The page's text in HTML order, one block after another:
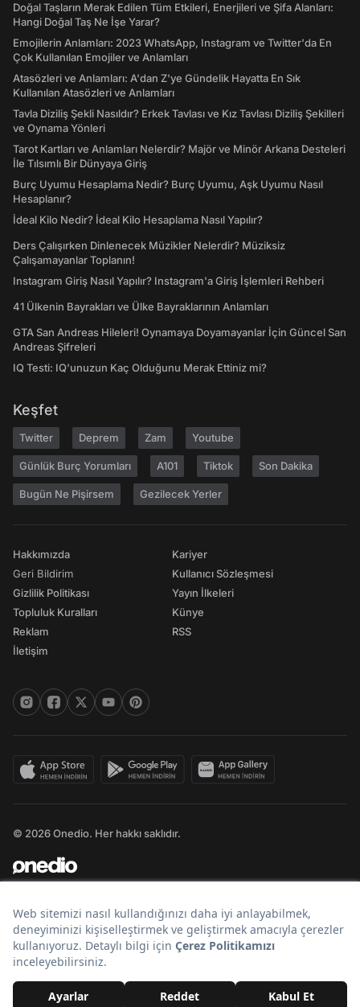
Doğal Taşların Merak Edilen Tüm Etkileri, Enerjileri ve Şifa Alanları:
Hangi Doğal Taş Ne İşe Yarar?
Emojilerin Anlamları: 2023 WhatsApp, Instagram ve Twitter'da En
Çok Kullanılan Emojiler ve Anlamları
Atasözleri ve Anlamları: A'dan Z'ye Gündelik Hayatta En Sık
Kullanılan Atasözleri ve Anlamları
Tavla Diziliş Şekli Nasıldır? Erkek Tavlası ve Kız Tavlası Diziliş Şekilleri
ve Oynama Yönleri
Tarot Kartları ve Anlamları Nelerdir? Majör ve Minör Arkana Desteleri
İle Tılsımlı Bir Dünyaya Giriş
Burç Uyumu Hesaplama Nedir? Burç Uyumu, Aşk Uyumu Nasıl
Hesaplanır?
İdeal Kilo Nedir? İdeal Kilo Hesaplama Nasıl Yapılır?
Ders Çalışırken Dinlenecek Müzikler Nelerdir? Müziksiz
Çalışamayanlar Toplanın!
Instagram Giriş Nasıl Yapılır? Instagram'a Giriş İşlemleri Rehberi
41 Ülkenin Bayrakları ve Ülke Bayraklarının Anlamları
GTA San Andreas Hileleri! Oynamaya Doyamayanlar İçin Güncel San
Andreas Şifreleri
IQ Testi: IQ'unuzun Kaç Olduğunu Merak Ettiniz mi?
Keşfet
Twitter Deprem Zam Youtube
Günlük Burç Yorumları A101 Tiktok Son Dakika
Bugün Ne Pişirsem Gezilecek Yerler
Hakkımızda
Geri Bildirim
Gizlilik Politikası
Topluluk Kuralları
Reklam
İletişim
Kariyer
Kullanıcı Sözleşmesi
Yayın İlkeleri
Künye
RSS
© 2026 Onedio. Her hakkı saklıdır.
Bir markasıdır.